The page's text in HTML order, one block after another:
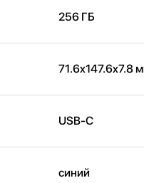
256 ГБ
71.6x147.6x7.8
USB-C
синий